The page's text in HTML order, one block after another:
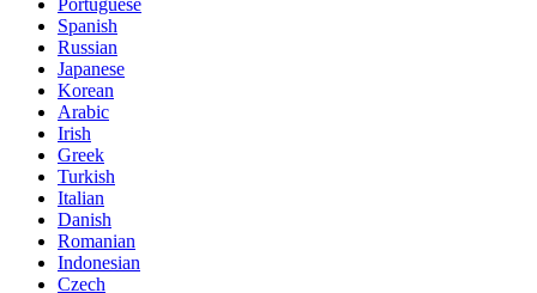
Portuguese
Spanish
Russian
Japanese
Korean
Arabic
Irish
Greek
Turkish
Italian
Danish
Romanian
Indonesian
Czech